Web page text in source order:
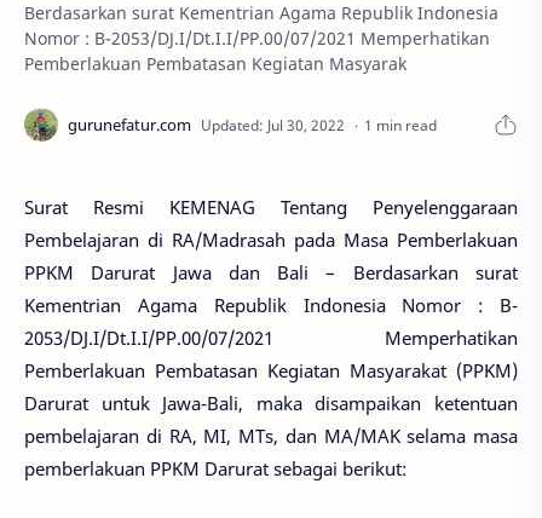
Berdasarkan surat Kementrian Agama Republik Indonesia
Nomor : B-2053/DJ.I/Dt.I.I/PP.00/07/2021 Memperhatikan
Pemberlakuan Pembatasan Kegiatan Masyarak
1 min read
Surat Resmi KEMENAG Tentang Penyelenggaraan
Pembelajaran di RA/Madrasah pada Masa Pemberlakuan
PPKM Darurat Jawa dan Bali – Berdasarkan surat
Kementrian Agama Republik Indonesia Nomor : B-
2053/DJ.I/Dt.I.I/PP.00/07/2021 Memperhatikan
Pemberlakuan Pembatasan Kegiatan Masyarakat (PPKM)
Darurat untuk Jawa-Bali, maka disampaikan ketentuan
pembelajaran di RA, MI, MTs, dan MA/MAK selama masa
pemberlakuan PPKM Darurat sebagai berikut: